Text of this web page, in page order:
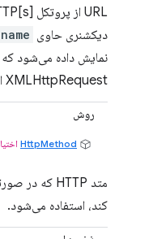
دیکشنری حاوی name
نمایش داده می‌شود
XMLHttpRequest است.
روش
HttpMethod
کند، استفاده می‌شود.